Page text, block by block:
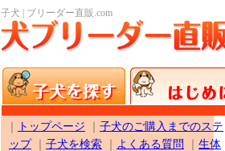
子犬 | ブリーダー直販.com
トップページ
子犬のご購入までのステ
ップ｜ 子犬を検索 よくある質問
生体